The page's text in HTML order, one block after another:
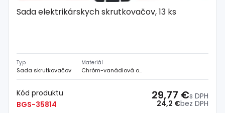
Sada elektrikárskych skrutkovačov, 13 ks
Typ
Sada skrutkovačov
Materiál
Chróm-vanádiová oceľ
Kód produktu
BGS-35814
24,2 €bez DPH
29,77 €s DPH